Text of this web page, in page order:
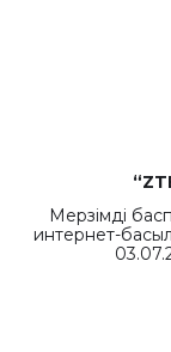
Мерзімді
интернет-